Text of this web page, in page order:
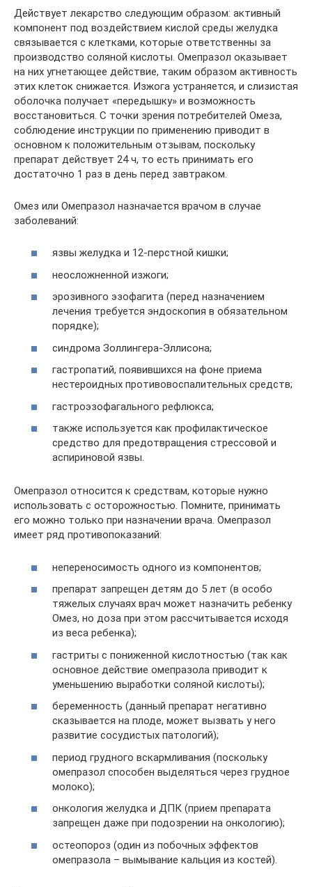
Действует лекарство следующим образом: активный
компонент под воздействием кислой среды желудка
связывается с клетками, которые ответственны за
производство соляной кислоты. Омепразол оказывает
на них угнетающее действие, таким образом активность
этих клеток снижается. Изжога устраняется, и слизистая
оболочка получает «передышку» и возможность
восстановиться. С точки зрения потребителей Омеза,
соблюдение инструкции по применению приводит в
основном к положительным отзывам, поскольку
препарат действует 24 ч, то есть принимать его
достаточно 1 раз в день перед завтраком.
Омез или Омепразол назначается врачом в случае
заболеваний:
язвы желудка и 12-перстной кишки;
неосложненной изжоги;
эрозивного эзофагита (перед назначением
лечения требуется эндоскопия в обязательном
порядке);
синдрома Золлингера-Эллисона;
гастропатий, появившихся на фоне приема
нестероидных противовоспалительных средств;
гастроэзофагального рефлюкса;
также используется как профилактическое
средство для предотвращения стрессовой и
аспириновой язвы.
Омепразол относится к средствам, которые нужно
использовать с осторожностью. Помните, принимать
его можно только при назначении врача. Омепразол
имеет ряд противопоказаний:
непереносимость одного из компонентов;
препарат запрещен детям до 5 лет (в особо
тяжелых случаях врач может назначить ребенку
Омез, но доза при этом рассчитывается исходя
из веса ребенка);
гастриты с пониженной кислотностью (так как
основное действие омепразола приводит к
уменьшению выработки соляной кислоты);
беременность (данный препарат негативно
сказывается на плоде, может вызвать у него
развитие сосудистых патологий);
период грудного вскармливания (поскольку
омепразол способен выделяться через грудное
молоко);
онкология желудка и ДПК (прием препарата
запрещен даже при подозрении на онкологию);
остеопороз (один из побочных эффектов
омепразола – вымывание кальция из костей).